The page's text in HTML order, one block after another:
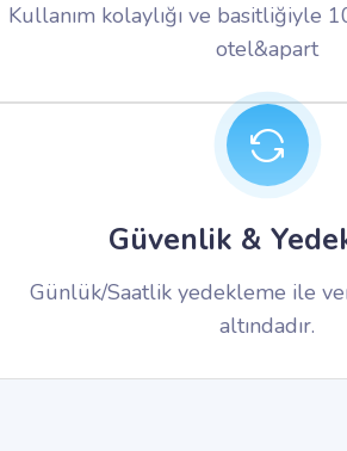
Kullanım kolaylığı ve basitliğiyle
otel&apart
Güvenlik &
Günlük/Saatlik yedekleme ile
altındadır.